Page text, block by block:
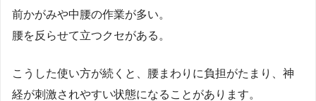
前かがみや中腰の作業が多い。
腰を反らせて立つクセがある。
こうした使い方が続くと、腰まわりに負担がたまり、神
経が刺激されやすい状態になることがあります。